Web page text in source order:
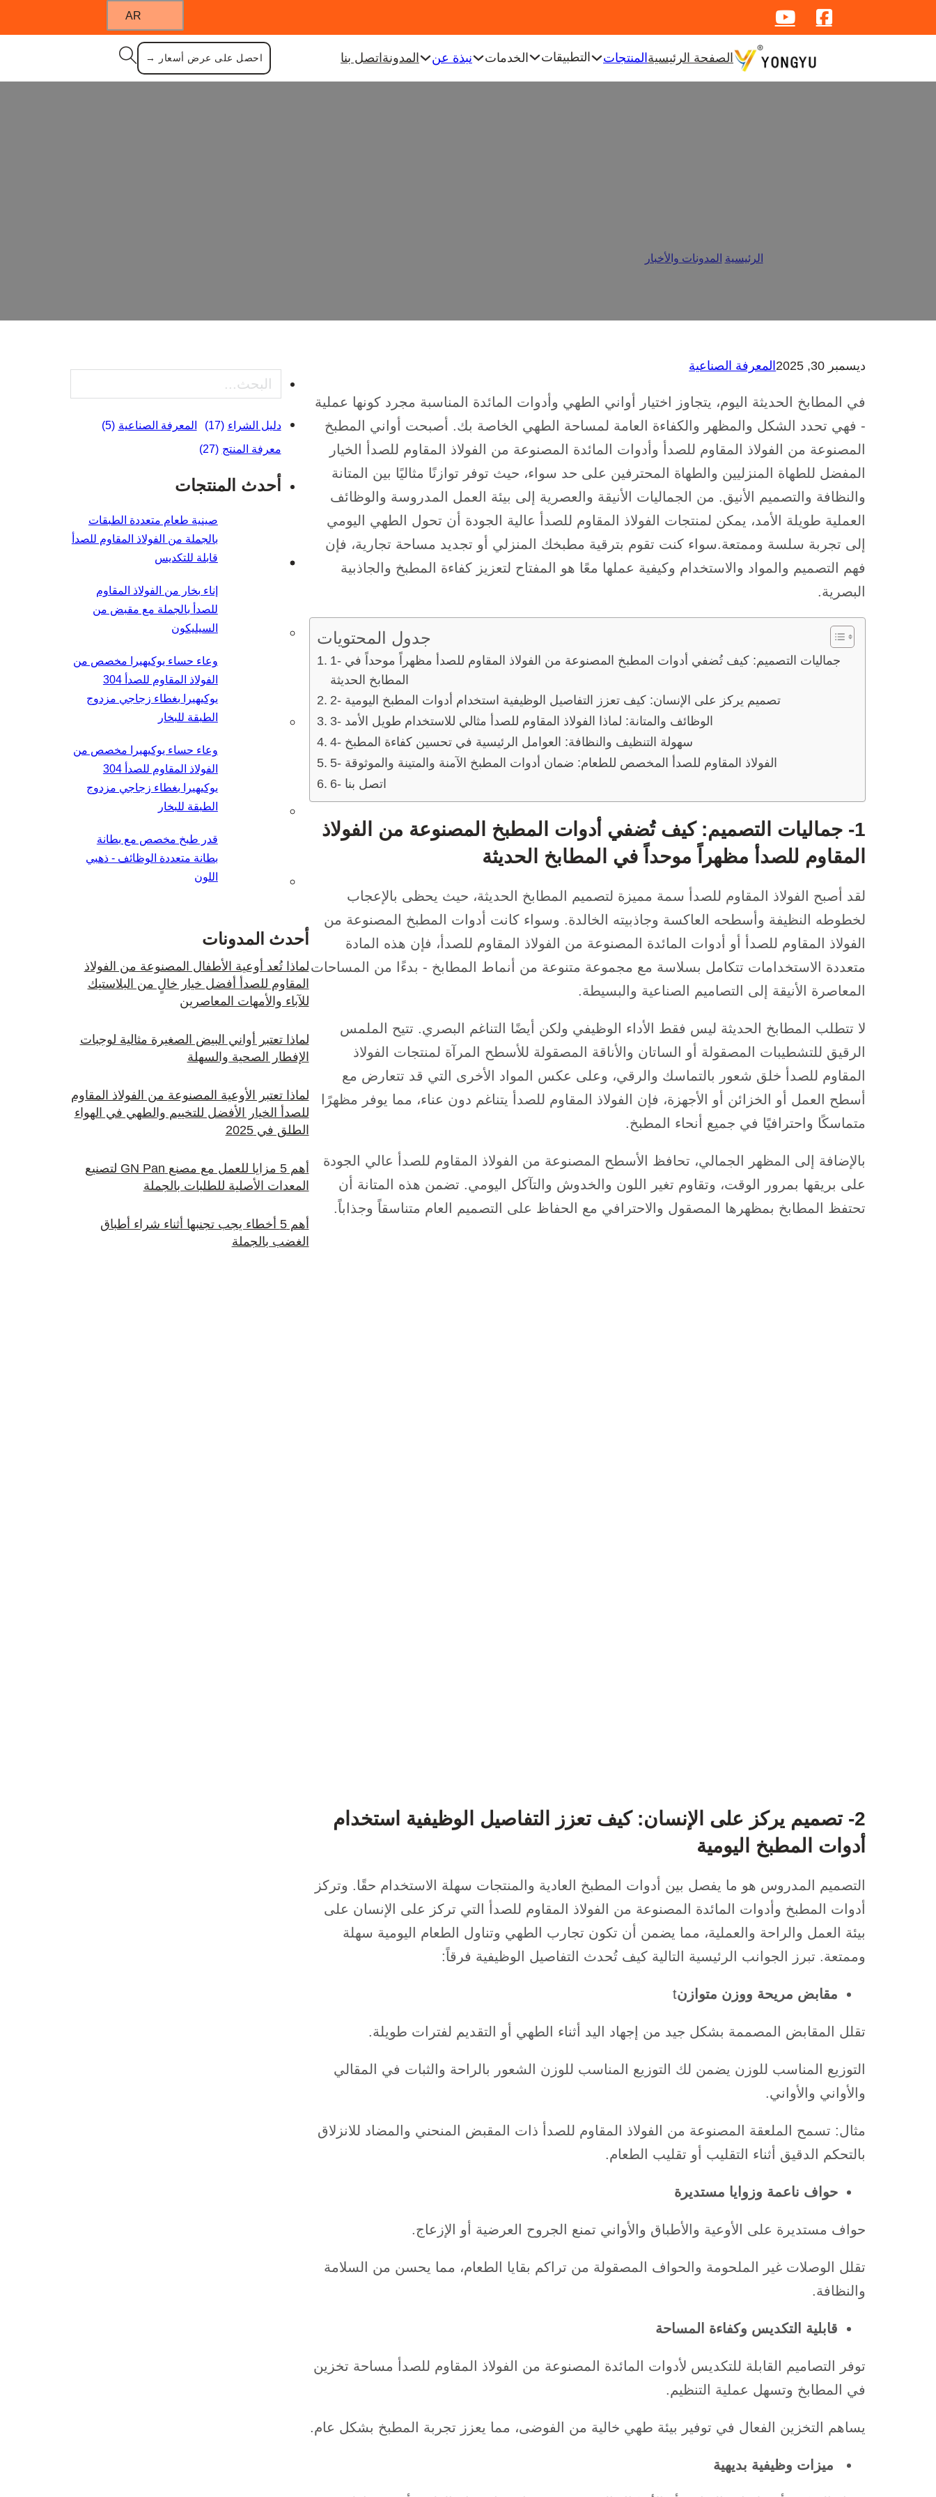
الصفحة الرئيسيةالمنتجات التطبيقات الخدمات نبذة عن المدونةاتصل بنا احصل على عرض أسعار →
الرئيسية المدونات والأخبار
ديسمبر 30, 2025 المعرفة الصناعية
في المطابخ الحديثة اليوم، يتجاوز اختيار أواني الطهي وأدوات المائدة المناسبة مجرد كونها عملية
- فهي تحدد الشكل والمظهر والكفاءة العامة لمساحة الطهي الخاصة بك. أصبحت أواني المطبخ
المصنوعة من الفولاذ المقاوم للصدأ وأدوات المائدة المصنوعة من الفولاذ المقاوم للصدأ الخيار
المفضل للطهاة المنزليين والطهاة المحترفين على حد سواء، حيث توفر توازنًا مثاليًا بين المتانة
والنظافة والتصميم الأنيق. من الجماليات الأنيقة والعصرية إلى بيئة العمل المدروسة والوظائف
العملية طويلة الأمد، يمكن لمنتجات الفولاذ المقاوم للصدأ عالية الجودة أن تحول الطهي اليومي
إلى تجربة سلسة وممتعة.سواء كنت تقوم بترقية مطبخك المنزلي أو تجديد مساحة تجارية، فإن
فهم التصميم والمواد والاستخدام وكيفية عملها معًا هو المفتاح لتعزيز كفاءة المطبخ والجاذبية
البصرية.
جدول المحتويات
1- جماليات التصميم: كيف تُضفي أدوات المطبخ المصنوعة من الفولاذ المقاوم للصدأ مظهراً موحداً في
المطابخ الحديثة
2- تصميم يركز على الإنسان: كيف تعزز التفاصيل الوظيفية استخدام أدوات المطبخ اليومية
3- الوظائف والمتانة: لماذا الفولاذ المقاوم للصدأ مثالي للاستخدام طويل الأمد
4- سهولة التنظيف والنظافة: العوامل الرئيسية في تحسين كفاءة المطبخ
5- الفولاذ المقاوم للصدأ المخصص للطعام: ضمان أدوات المطبخ الآمنة والمتينة والموثوقة
6- اتصل بنا
1- جماليات التصميم: كيف تُضفي أدوات المطبخ المصنوعة من الفولاذ
المقاوم للصدأ مظهراً موحداً في المطابخ الحديثة
لقد أصبح الفولاذ المقاوم للصدأ سمة مميزة لتصميم المطابخ الحديثة، حيث يحظى بالإعجاب
لخطوطه النظيفة وأسطحه العاكسة وجاذبيته الخالدة. وسواء كانت أدوات المطبخ المصنوعة من
الفولاذ المقاوم للصدأ أو أدوات المائدة المصنوعة من الفولاذ المقاوم للصدأ، فإن هذه المادة
متعددة الاستخدامات تتكامل بسلاسة مع مجموعة متنوعة من أنماط المطابخ - بدءًا من المساحات
المعاصرة الأنيقة إلى التصاميم الصناعية والبسيطة.
لا تتطلب المطابخ الحديثة ليس فقط الأداء الوظيفي ولكن أيضًا التناغم البصري. تتيح الملمس
الرقيق للتشطيبات المصقولة أو الساتان والأناقة المصقولة للأسطح المرآة لمنتجات الفولاذ
المقاوم للصدأ خلق شعور بالتماسك والرقي، وعلى عكس المواد الأخرى التي قد تتعارض مع
أسطح العمل أو الخزائن أو الأجهزة، فإن الفولاذ المقاوم للصدأ يتناغم دون عناء، مما يوفر مظهرًا
متماسكًا واحترافيًا في جميع أنحاء المطبخ.
بالإضافة إلى المظهر الجمالي، تحافظ الأسطح المصنوعة من الفولاذ المقاوم للصدأ عالي الجودة
على بريقها بمرور الوقت، وتقاوم تغير اللون والخدوش والتآكل اليومي. تضمن هذه المتانة أن
تحتفظ المطابخ بمظهرها المصقول والاحترافي مع الحفاظ على التصميم العام متناسقاً وجذاباً.
2- تصميم يركز على الإنسان: كيف تعزز التفاصيل الوظيفية استخدام
أدوات المطبخ اليومية
التصميم المدروس هو ما يفصل بين أدوات المطبخ العادية والمنتجات سهلة الاستخدام حقًا. وتركز
أدوات المطبخ وأدوات المائدة المصنوعة من الفولاذ المقاوم للصدأ التي تركز على الإنسان على
بيئة العمل والراحة والعملية، مما يضمن أن تكون تجارب الطهي وتناول الطعام اليومية سهلة
وممتعة. تبرز الجوانب الرئيسية التالية كيف تُحدث التفاصيل الوظيفية فرقاً:
مقابض مريحة ووزن متوازنt
تقلل المقابض المصممة بشكل جيد من إجهاد اليد أثناء الطهي أو التقديم لفترات طويلة.
التوزيع المناسب للوزن يضمن لك التوزيع المناسب للوزن الشعور بالراحة والثبات في المقالي
والأواني والأواني.
مثال: تسمح الملعقة المصنوعة من الفولاذ المقاوم للصدأ ذات المقبض المنحني والمضاد للانزلاق
بالتحكم الدقيق أثناء التقليب أو تقليب الطعام.
حواف ناعمة وزوايا مستديرة
حواف مستديرة على الأوعية والأطباق والأواني تمنع الجروح العرضية أو الإزعاج.
تقلل الوصلات غير الملحومة والحواف المصقولة من تراكم بقايا الطعام، مما يحسن من السلامة
والنظافة.
قابلية التكديس وكفاءة المساحة
توفر التصاميم القابلة للتكديس لأدوات المائدة المصنوعة من الفولاذ المقاوم للصدأ مساحة تخزين
في المطابخ وتسهل عملية التنظيم.
يساهم التخزين الفعال في توفير بيئة طهي خالية من الفوضى، مما يعزز تجربة المطبخ بشكل عام.
ميزات وظيفية بديهية
بحث
دليل الشراء (17) المعرفة الصناعية (5)
معرفة المنتج (27)
أحدث المنتجات
صينية طعام متعددة الطبقات
بالجملة من الفولاذ المقاوم للصدأ
قابلة للتكديس
إناء بخار من الفولاذ المقاوم
للصدأ بالجملة مع مقبض من
السيليكون
وعاء حساء يوكيهيرا مخصص من
الفولاذ المقاوم للصدأ 304
يوكيهيرا بغطاء زجاجي مزدوج
الطبقة للبخار
وعاء حساء يوكيهيرا مخصص من
الفولاذ المقاوم للصدأ 304
يوكيهيرا بغطاء زجاجي مزدوج
الطبقة للبخار
قدر طبخ مخصص مع بطانة
بطانة متعددة الوظائف - ذهبي
اللون
أحدث المدونات
لماذا تُعد أوعية الأطفال المصنوعة من الفولاذ
المقاوم للصدأ أفضل خيار خالٍ من البلاستيك
للآباء والأمهات المعاصرين
لماذا تعتبر أواني البيض الصغيرة مثالية لوجبات
الإفطار الصحية والسهلة
لماذا تعتبر الأوعية المصنوعة من الفولاذ المقاوم
للصدأ الخيار الأفضل للتخييم والطهي في الهواء
الطلق في 2025
أهم 5 مزايا للعمل مع مصنع GN Pan لتصنيع
المعدات الأصلية للطلبات بالجملة
أهم 5 أخطاء يجب تجنبها أثناء شراء أطباق
الغضب بالجملة